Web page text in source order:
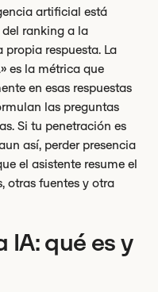
artificial está
ranking a la
propia respuesta. La
es la métrica que
en esas respuestas
las preguntas
Si tu penetración es
así, perder presencia
el asistente resume el
otras fuentes y otra
IA: qué es y